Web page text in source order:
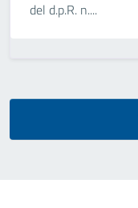
del d.p.R. n....